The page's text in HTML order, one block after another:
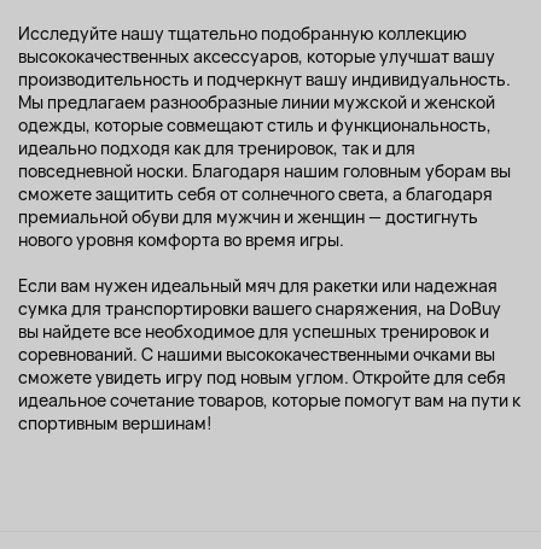
Исследуйте нашу тщательно подобранную коллекцию
высококачественных аксессуаров, которые улучшат вашу
производительность и подчеркнут вашу индивидуальность.
Мы предлагаем разнообразные линии мужской и женской
одежды, которые совмещают стиль и функциональность,
идеально подходя как для тренировок, так и для
повседневной носки. Благодаря нашим головным уборам вы
сможете защитить себя от солнечного света, а благодаря
премиальной обуви для мужчин и женщин — достигнуть
нового уровня комфорта во время игры.
Если вам нужен идеальный мяч для ракетки или надежная
сумка для транспортировки вашего снаряжения, на DoBuy
вы найдете все необходимое для успешных тренировок и
соревнований. С нашими высококачественными очками вы
сможете увидеть игру под новым углом. Откройте для себя
идеальное сочетание товаров, которые помогут вам на пути к
спортивным вершинам!